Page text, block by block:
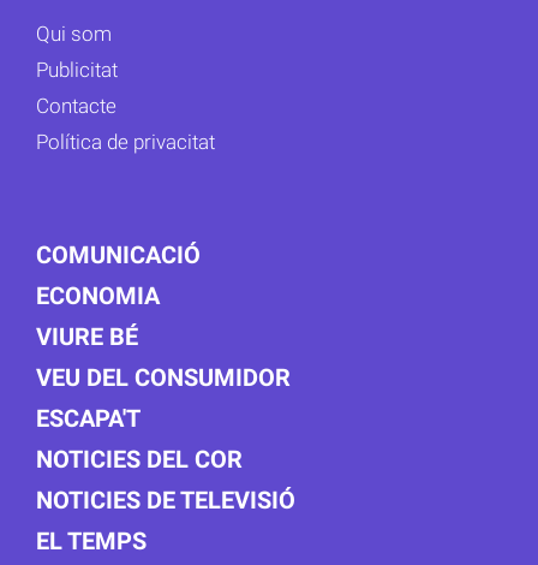
Qui som
Publicitat
Contacte
Política de privacitat
COMUNICACIÓ
ECONOMIA
VIURE BÉ
VEU DEL CONSUMIDOR
ESCAPA'T
NOTICIES DEL COR
NOTICIES DE TELEVISIÓ
EL TEMPS